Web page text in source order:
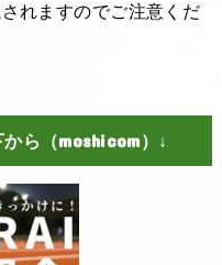
れますのでご注意くだ
ら（moshicom）↓